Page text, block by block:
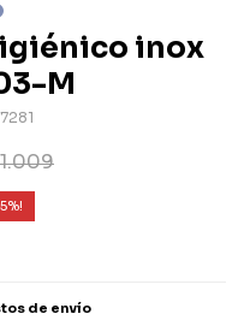
inox
M
1.009
5
de envío